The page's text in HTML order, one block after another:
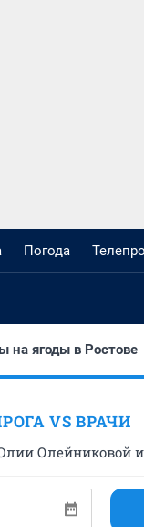
Погода
на ягоды в Ростове
VS ВРАЧИ
Олейниковой